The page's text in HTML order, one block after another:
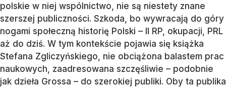
polskie w niej wspólnictwo, nie są niestety znane
szerszej publiczności. Szkoda, bo wywracają do góry
nogami społeczną historię Polski – II RP, okupacji, PRL
aż do dziś. W tym kontekście pojawia się książka
Stefana Zgliczyńskiego, nie obciążona balastem prac
naukowych, zaadresowana szczęśliwie – podobnie
jak dzieła Grossa – do szerokiej publiki. Oby ta publika